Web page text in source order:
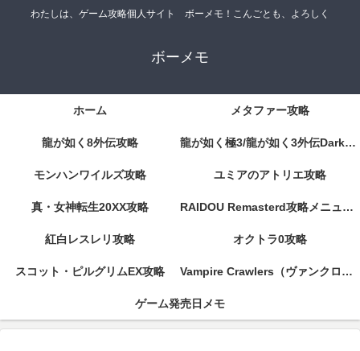
わたしは、ゲーム攻略個人サイト ボーメモ！こんごとも、よろしく
ボーメモ
ホーム メタファー攻略
龍が如く8外伝攻略 龍が如く極3/龍が如く3外伝DarkTies攻略
モンハンワイルズ攻略 ユミアのアトリエ攻略
真・女神転生20XX攻略 RAIDOU Remasterd攻略メニューページ
紅白レスレリ攻略 オクトラ0攻略
スコット・ピルグリムEX攻略 Vampire Crawlers（ヴァンクロ）攻略
ゲーム発売日メモ